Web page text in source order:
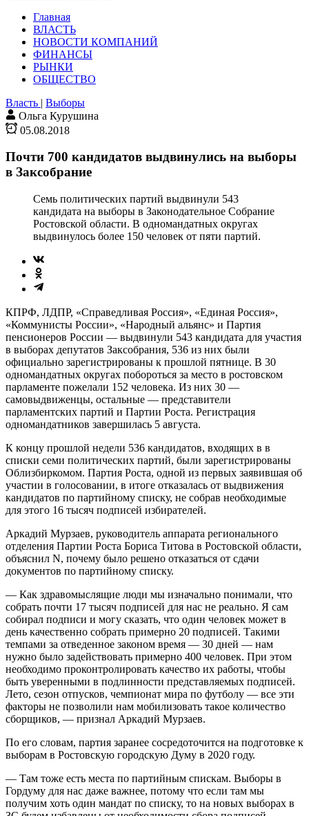
Главная
ВЛАСТЬ
НОВОСТИ КОМПАНИЙ
ФИНАНСЫ
РЫНКИ
ОБЩЕСТВО
Власть | Выборы
Ольга Курушина
05.08.2018
Почти 700 кандидатов выдвинулись на выборы
в Заксобрание
Семь политических партий выдвинули 543
кандидата на выборы в Законодательное Собрание
Ростовской области. В одномандатных округах
выдвинулось более 150 человек от пяти партий.
КПРФ, ЛДПР, «Справедливая Россия», «Единая Россия»,
«Коммунисты России», «Народный альянс» и Партия
пенсионеров России — выдвинули 543 кандидата для участия
в выборах депутатов Заксобрания, 536 из них были
официально зарегистрированы к прошлой пятнице. В 30
одномандатных округах побороться за место в ростовском
парламенте пожелали 152 человека. Из них 30 —
самовыдвиженцы, остальные — представители
парламентских партий и Партии Роста. Регистрация
одномандатников завершилась 5 августа.
К концу прошлой недели 536 кандидатов, входящих в в
списки семи политических партий, были зарегистрированы
Облизбиркомом. Партия Роста, одной из первых заявившая об
участии в голосовании, в итоге отказалась от выдвижения
кандидатов по партийному списку, не собрав необходимые
для этого 16 тысяч подписей избирателей.
Аркадий Мурзаев, руководитель аппарата регионального
отделения Партии Роста Бориса Титова в Ростовской области,
объяснил N, почему было решено отказаться от сдачи
документов по партийному списку.
— Как здравомыслящие люди мы изначально понимали, что
собрать почти 17 тысяч подписей для нас не реально. Я сам
собирал подписи и могу сказать, что один человек может в
день качественно собрать примерно 20 подписей. Такими
темпами за отведенное законом время — 30 дней — нам
нужно было задействовать примерно 400 человек. При этом
необходимо проконтролировать качество их работы, чтобы
быть уверенными в подлинности представляемых подписей.
Лето, сезон отпусков, чемпионат мира по футболу — все эти
факторы не позволили нам мобилизовать такое количество
сборщиков, — признал Аркадий Мурзаев.
По его словам, партия заранее сосредоточится на подготовке к
выборам в Ростовскую городскую Думу в 2020 году.
— Там тоже есть места по партийным спискам. Выборы в
Гордуму для нас даже важнее, потому что если там мы
получим хоть один мандат по списку, то на новых выборах в